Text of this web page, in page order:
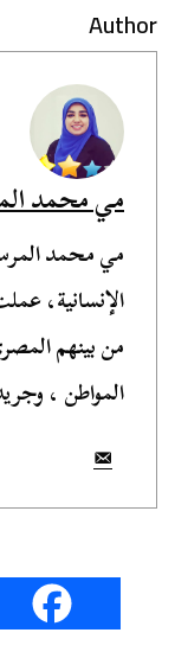
Author
مي محمد
مي محمد
الإنسانية،
من بينهم
المواطن ،